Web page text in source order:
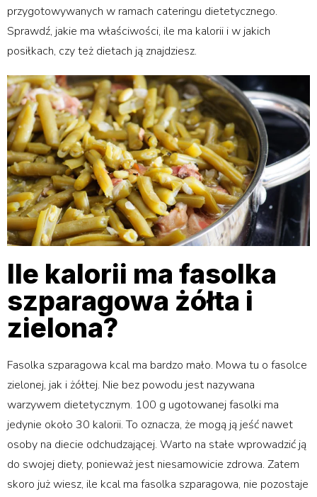
przygotowywanych w ramach cateringu dietetycznego.
Sprawdź, jakie ma właściwości, ile ma kalorii i w jakich
posiłkach, czy też dietach ją znajdziesz.
Ile kalorii ma fasolka
szparagowa żółta i
zielona?
Fasolka szparagowa kcal ma bardzo mało. Mowa tu o fasolce
zielonej, jak i żółtej. Nie bez powodu jest nazywana
warzywem dietetycznym. 100 g ugotowanej fasolki ma
jedynie około 30 kalorii. To oznacza, że mogą ją jeść nawet
osoby na diecie odchudzającej. Warto na stałe wprowadzić ją
do swojej diety, ponieważ jest niesamowicie zdrowa. Zatem
skoro już wiesz, ile kcal ma fasolka szparagowa, nie pozostaje